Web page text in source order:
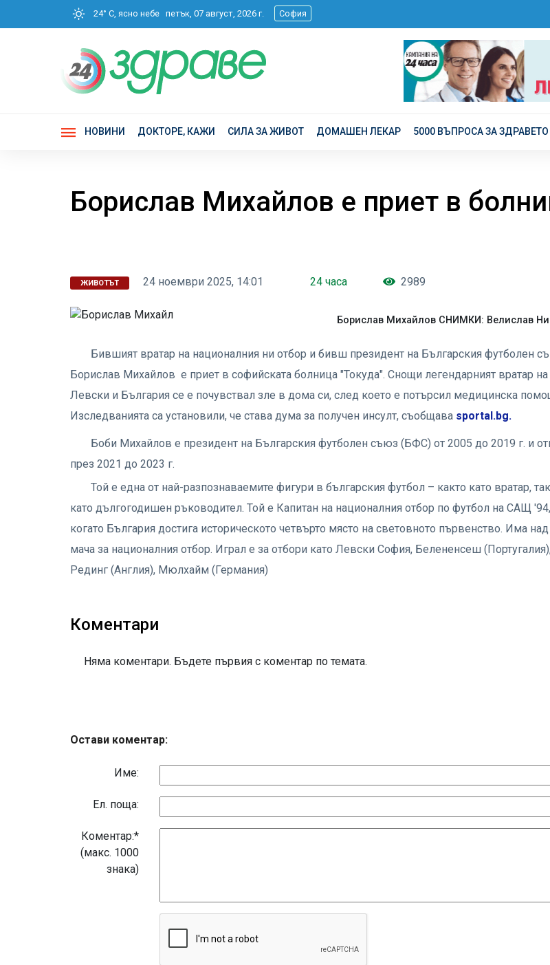
24° C, ясно небе петък, 07 август, 2026 г. София
НОВИНИ ДОКТОРЕ, КАЖИ СИЛА ЗА ЖИВОТ ДОМАШЕН ЛЕКАР 5000 ВЪПРОСА ЗА ЗДРАВЕТО
Борислав Михайлов е приет в
ЖИВОТЪТ 24 ноември 2025, 14:01 24 часа 2989
Борислав Михайлов СНИМКИ: Велислав
Бившият вратар на националния ни отбор и бивш президент на Българския футболен
Борислав Михайлов е приет в софийската болница "Токуда". Снощи легендарният вратар на
Левски и България се е почувствал зле в дома си, след което е потърсил медицинска
Изследванията са установили, че става дума за получен инсулт, съобщава sportal.bg.
Боби Михайлов е президент на Българския футболен съюз (БФС) от 2005 до 2019 г. и
през 2021 до 2023 г.
Той е една от най-разпознаваемите фигури в българския футбол – както като вратар,
като дългогодишен ръководител. Той е Капитан на националния отбор по футбол на САЩ '94,
когато България достига историческото четвърто място на световното първенство. Има
мача за националния отбор. Играл е за отбори като Левски София, Белененсеш
Рединг (Англия), Мюлхайм (Германия)
Коментари
Няма коментари. Бъдете първия с коментар по темата.
Остави коментар:
Име:
Eл. поща:
Коментар:*
(макс. 1000
знака)